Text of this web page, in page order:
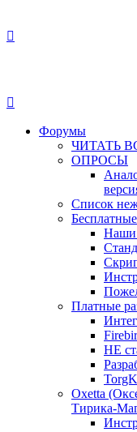
Форумы
ЧИТАТЬ
ОПРОСЫ
Список
Наши
Платные
НЕ
Oxetta
Тирика-